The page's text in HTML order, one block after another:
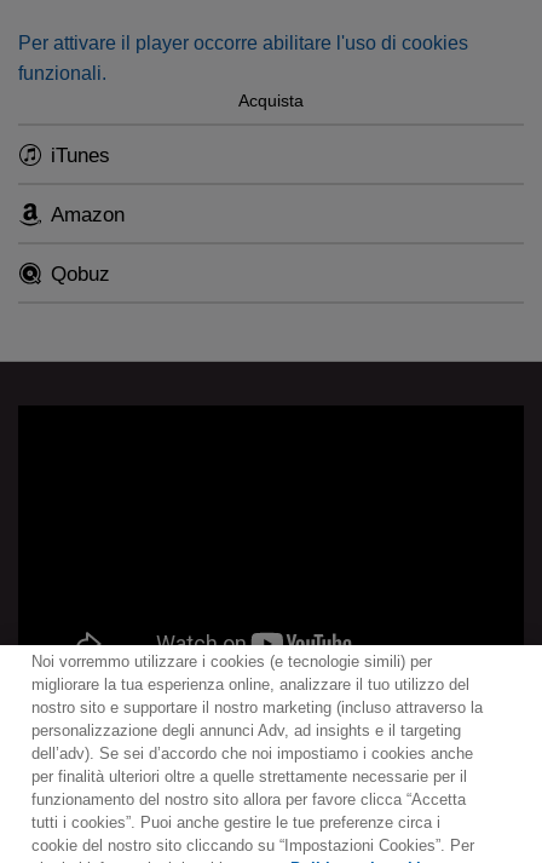
Per attivare il player occorre abilitare l'uso di cookies
funzionali.
Acquista
iTunes
Amazon
Qobuz
Contact Notiziario
Politica sui cookie
Impostazioni dei cookie
Noi vorremmo utilizzare i cookies (e tecnologie simili) per
migliorare la tua esperienza online, analizzare il tuo utilizzo del
nostro sito e supportare il nostro marketing (incluso attraverso la
personalizzazione degli annunci Adv, ad insights e il targeting
dell’adv). Se sei d’accordo che noi impostiamo i cookies anche
per finalità ulteriori oltre a quelle strettamente necessarie per il
funzionamento del nostro sito allora per favore clicca “Accetta
tutti i cookies”. Puoi anche gestire le tue preferenze circa i
cookie del nostro sito cliccando su “Impostazioni Cookies”. Per